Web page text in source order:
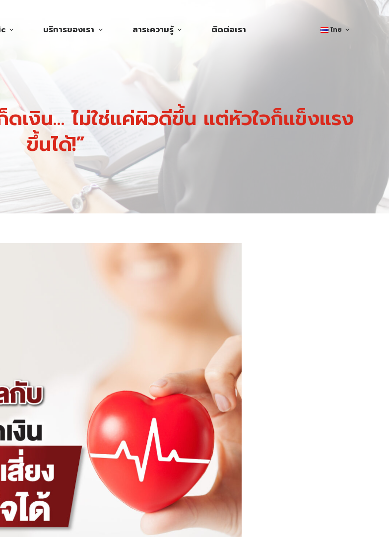
บริการของเรา สาระความรู้ ติดต่อเรา ไทย
ดเงิน… ไม่ใช่แค่ผิวดีขึ้น แต่หัวใจก็แข็งแรง
ขึ้นได้!”